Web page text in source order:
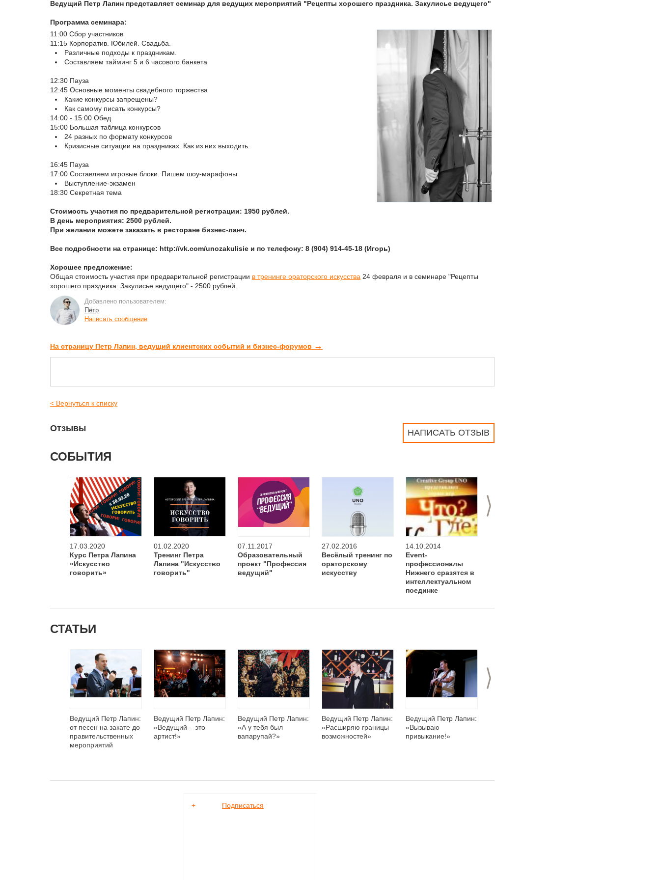
Ведущий Петр Лапин представляет семинар для ведущих мероприятий "Рецепты хорошего праздника. Закулисье ведущего"
Программа семинара:
11:00 Сбор участников
11:15 Корпоратив. Юбилей. Свадьба.
Различные подходы к праздникам.
Составляем тайминг 5 и 6 часового банкета
12:30 Пауза
12:45 Основные моменты свадебного торжества
Какие конкурсы запрещены?
Как самому писать конкурсы?
14:00 - 15:00 Обед
15:00 Большая таблица конкурсов
24 разных по формату конкурсов
Кризисные ситуации на праздниках. Как из них выходить.
16:45 Пауза
17:00 Составляем игровые блоки. Пишем шоу-марафоны
Выступление-экзамен
18:30 Секретная тема
Стоимость участия по предварительной регистрации: 1950 рублей.
В день мероприятия: 2500 рублей.
При желании можете заказать в ресторане бизнес-ланч.
Все подробности на странице: http://vk.com/unozakulisie и по телефону: 8 (904) 914-45-18 (Игорь)
Хорошее предложение:
Общая стоимость участия при предварительной регистрации в тренинге ораторского искусства 24 февраля и в семинаре "Рецепты
хорошего праздника. Закулисье ведущего" - 2500 рублей.
Добавлено пользователем:
Пётр
Написать сообщение
На страницу Петр Лапин, ведущий клиентских событий и бизнес-форумов →
< Вернуться к списку
НАПИСАТЬ ОТЗЫВ
Отзывы
СОБЫТИЯ
>
17.03.2020
Курс Петра Лапина
«Искусство
говорить»
01.02.2020
Тренинг Петра
Лапина "Искусство
говорить"
07.11.2017
Образовательный
проект "Профессия
ведущий"
27.02.2016
Весёлый тренинг по
ораторскому
искусству
14.10.2014
Event-
профессионалы
Нижнего сразятся в
интеллектуальном
поединке
СТАТЬИ
>
Ведущий Петр Лапин:
от песен на закате до
правительственных
мероприятий
Ведущий Петр Лапин:
«Ведущий – это
артист!»
Ведущий Петр Лапин:
«А у тебя был
вапарупай?»
Ведущий Петр Лапин:
«Расширяю границы
возможностей»
Ведущий Петр Лапин:
«Вызываю
привыкание!»
+ Подписаться